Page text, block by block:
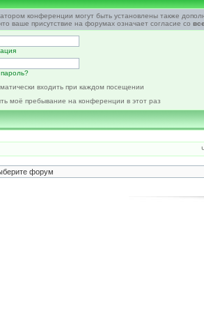
конференции могут быть установлены также
ваше присутствие на форумах означает согласие со
входить при каждом посещении
моё пребывание на конференции в этот раз